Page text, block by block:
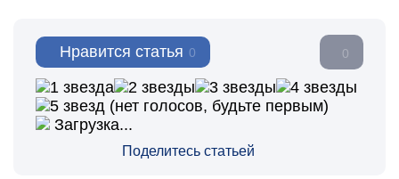
Нравится статья 0 0
Поделитесь статьей
(нет голосов, будьте первым)
Загрузка...